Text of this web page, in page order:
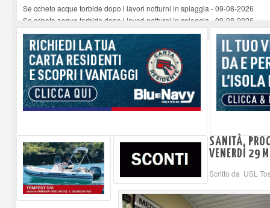
Se ccheto acque torbide dopo i lavori notturni in spiaggia -09-08-2026
Se ccheto acque torbide dopo i lavori notturni in spiaggia-09-08-2026
Se ccheto acque torbide dopo i lavori notturni in spiaggia
09-08-2026
La replica a Fratini del Sindaco ferajese sull'approssimativo parcheggio
Eventi Climatici: ad un anno dalle dichiarazioni di Nocentini si è fatto quasi
SANITÀ,
VENERDÌ 29
Scritto da USL